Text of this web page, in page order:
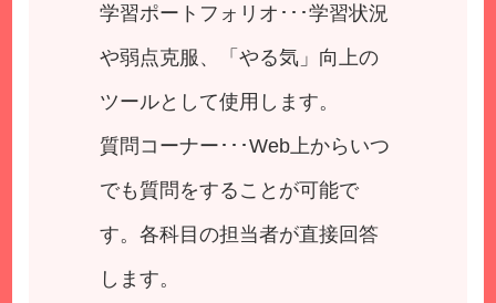
学習ポートフォリオ･･･学習状況
や弱点克服、「やる気」向上の
ツールとして使用します。
質問コーナー･･･Web上からいつ
でも質問をすることが可能で
す。各科目の担当者が直接回答
します。